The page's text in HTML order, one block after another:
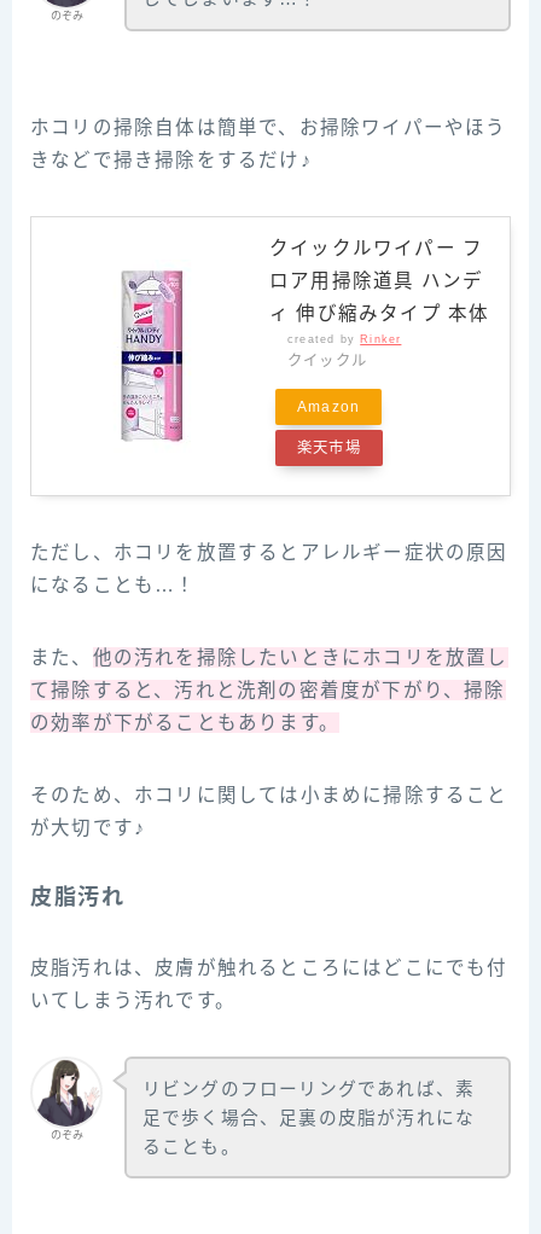
のぞみ
ホコリの掃除自体は簡単で、お掃除ワイパーやほう
きなどで掃き掃除をするだけ♪
クイックルワイパー フ
ロア用掃除道具 ハンデ
ィ 伸び縮みタイプ 本体
created by Rinker
クイックル
Amazon
楽天市場
ただし、ホコリを放置するとアレルギー症状の原因
になることも…！
また、 他の汚れを掃除したいときにホコリを放置し
て掃除すると、汚れと洗剤の密着度が下がり、掃除
の効率が下がることもあります。
そのため、ホコリに関しては小まめに掃除すること
が大切です♪
皮脂汚れ
皮脂汚れは、皮膚が触れるところにはどこにでも付
いてしまう汚れです。
のぞみ
リビングのフローリングであれば、素
足で歩く場合、足裏の皮脂が汚れにな
ることも。